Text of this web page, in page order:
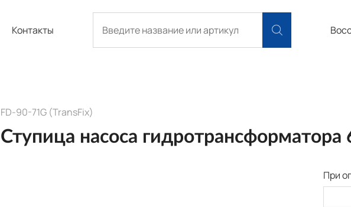
Контакты
FD-90-71G (TransFix)
Ступица насоса гидротрансформатора
При